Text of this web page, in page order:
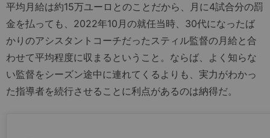
平均月給は約15万ユーロとのことだから、月に4試合分の罰
金を払っても、2022年10月の就任当時、30代になったば
かりのアシスタントコーチだったスティル監督の月給と合
わせて平均程度に収まるということ。ならば、よく知らな
い監督をシーズン途中に連れてくるよりも、実力がわかっ
た指導者を続行させることに利点があるのは納得だ。